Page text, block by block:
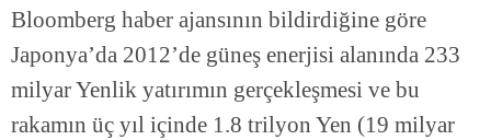
Bloomberg haber ajansının bildirdiğine göre
Japonya’da 2012’de güneş enerjisi alanında 233
milyar Yenlik yatırımın gerçekleşmesi ve bu
rakamın üç yıl içinde 1.8 trilyon Yen (19 milyar